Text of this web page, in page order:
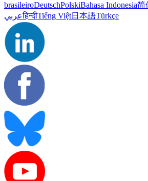
brasileiroDeutschPolskiBahasa Indonesia简
عربيहिन्दीTiếng Việt日本語Türkçe